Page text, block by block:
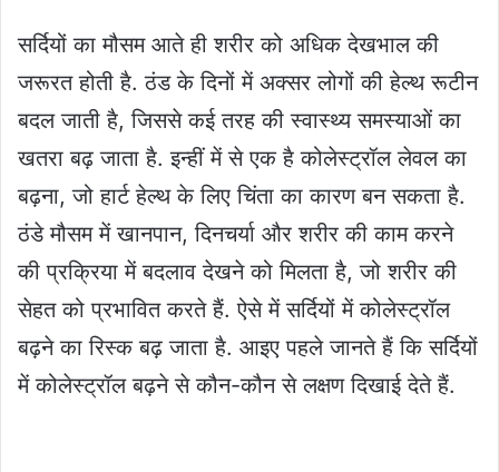
सर्दियों का मौसम आते ही शरीर को अधिक देखभाल की
जरूरत होती है. ठंड के दिनों में अक्सर लोगों की हेल्थ रूटीन
बदल जाती है, जिससे कई तरह की स्वास्थ्य समस्याओं का
खतरा बढ़ जाता है. इन्हीं में से एक है कोलेस्ट्रॉल लेवल का
बढ़ना, जो हार्ट हेल्थ के लिए चिंता का कारण बन सकता है.
ठंडे मौसम में खानपान, दिनचर्या और शरीर की काम करने
की प्रक्रिया में बदलाव देखने को मिलता है, जो शरीर की
सेहत को प्रभावित करते हैं. ऐसे में सर्दियों में कोलेस्ट्रॉल
बढ़ने का रिस्क बढ़ जाता है. आइए पहले जानते हैं कि सर्दियों
में कोलेस्ट्रॉल बढ़ने से कौन-कौन से लक्षण दिखाई देते हैं.